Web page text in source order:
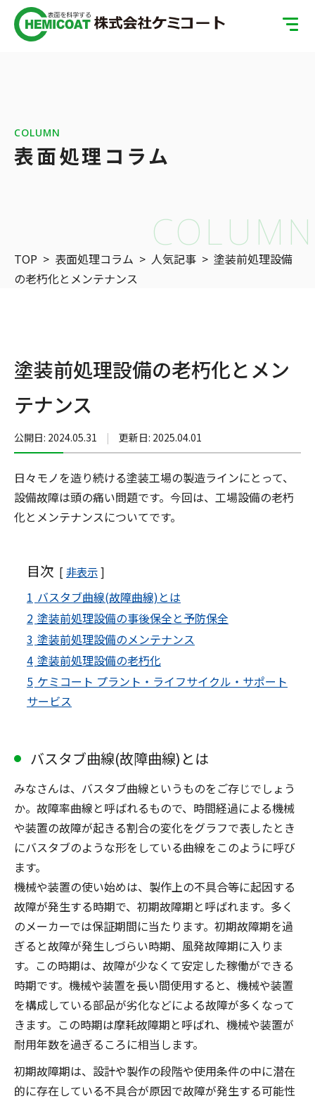
ISOへの取り組み
表面処理の基礎知識
お問い合わせ
COLUMN
COLUMN
表面処理コラム
TOP > 表面処理コラム > 人気記事 > 塗装前処理設備
の老朽化とメンテナンス
塗装前処理設備の老朽化とメン
テナンス
公開日: 2024.05.31 | 更新日: 2025.04.01
日々モノを造り続ける塗装工場の製造ラインにとって、
設備故障は頭の痛い問題です。今回は、工場設備の老朽
化とメンテナンスについてです。
目次 非表示
1 バスタブ曲線(故障曲線)とは
2 塗装前処理設備の事後保全と予防保全
3 塗装前処理設備のメンテナンス
4 塗装前処理設備の老朽化
5 ケミコート プラント・ライフサイクル・サポート
サービス
バスタブ曲線(故障曲線)とは
みなさんは、バスタブ曲線というものをご存じでしょう
か。故障率曲線と呼ばれるもので、時間経過による機械
や装置の故障が起きる割合の変化をグラフで表したとき
にバスタブのような形をしている曲線をこのように呼び
ます。
機械や装置の使い始めは、製作上の不具合等に起因する
故障が発生する時期で、初期故障期と呼ばれます。多く
のメーカーでは保証期間に当たります。初期故障期を過
ぎると故障が発生しづらい時期、風発故障期に入りま
す。この時期は、故障が少なくて安定した稼働ができる
時期です。機械や装置を長い間使用すると、機械や装置
を構成している部品が劣化などによる故障が多くなって
きます。この時期は摩耗故障期と呼ばれ、機械や装置が
耐用年数を過ぎるころに相当します。
初期故障期は、設計や製作の段階や使用条件の中に潜在
的に存在している不具合が原因で故障が発生する可能性